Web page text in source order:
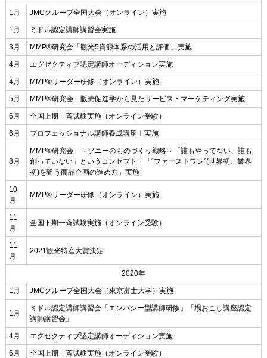
1月 JMCグループ全国大会（オンライン）実施
1月 ミドル認定講師講習会実施
3月 MMP®研究会「観光5資源体系の活用と評価」実施
4月 エグゼクティブ認定講師オーディション実施
4月 MMP®リーダー研修（オンライン）実施
5月 MMP®研究会 販売促進学から見たサービス・マーケティング実施
6月 全国上期一斉試験実施（オンライン受験）
6月 プロフェッショナル講師養成講座Ⅰ実施
8月
MMP®研究会 ～ソニーのものづくり戦略～「誰もやってない、誰も
創っていない」というコンセプト・「“ファーストワン”(世界初、業界
初)を狙う商品企画の進め方」実施
10
月
MMP®リーダー研修（オンライン）実施
11
月
全国下期一斉試験実施（オンライン受験）
11
月
2021観光特産大賞決定
2020年
1月 JMCグループ全国大会（東京富士大学）実施
1月
ミドル認定講師講習会「エンパシー型講師研修」「場おこし講座認定
講師講習会」
4月 エグゼクティブ認定講師オーディション実施
6月 全国上期一斉試験実施（オンライン受験）